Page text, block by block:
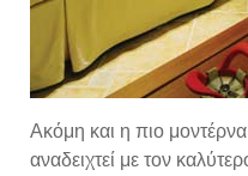
Ακόμη και η πιο
αναδειχτεί με τον